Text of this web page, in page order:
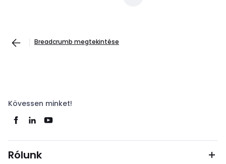
Breadcrumb megtekintése
Kövessen minket!
Rólunk